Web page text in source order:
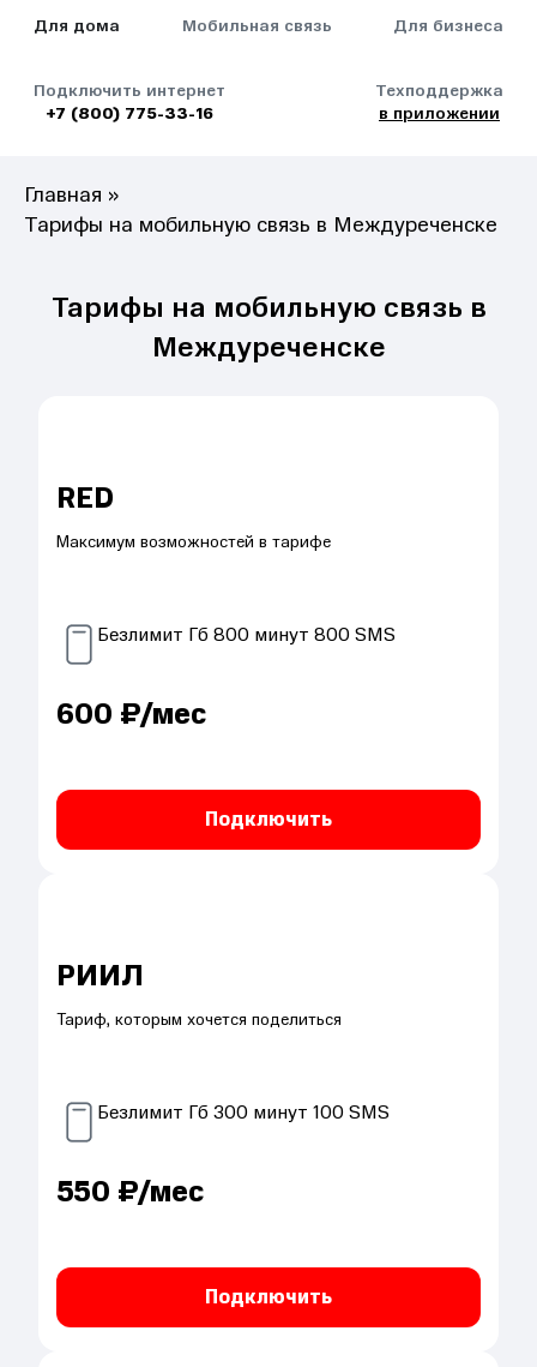
Для дома Мобильная связь Для бизнеса
Подключить интернет
+7 (800) 775-33-16
Техподдержка
в приложении
Главная »
Тарифы на мобильную связь в Междуреченске
Тарифы на мобильную связь в
Междуреченске
RED
Максимум возможностей в тарифе
Безлимит Гб 800 минут 800SMS
600 ₽/мес
Подключить
РИИЛ
Тариф, которым хочется поделиться
Безлимит Гб 300 минут 100SMS
550 ₽/мес
Подключить